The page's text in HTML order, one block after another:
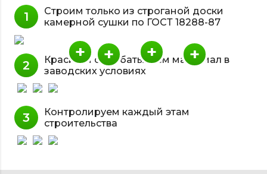
Строим только из строганой доски
камерной сушки по ГОСТ 18288-87
+ +
+ +
Красим и обрабатываем материал в
заводских условиях
Контролируем каждый этам
строительства